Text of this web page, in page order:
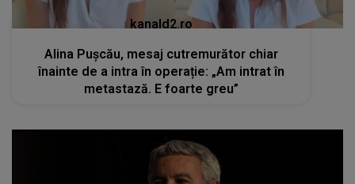
kanald2.ro
Alina Pușcău, mesaj cutremurător chiar
înainte de a intra în operație: „Am intrat în
metastază. E foarte greu”